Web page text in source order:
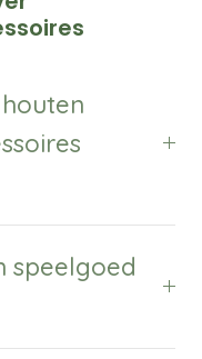
speelgoed